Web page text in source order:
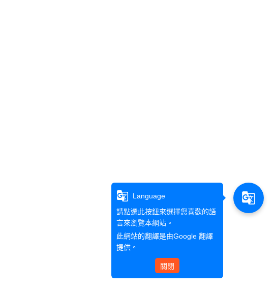
g_translate
Language
請點選此按鈕來選擇您喜歡的語
言來瀏覽本網站。
此網站的翻譯是由Google 翻譯
提供。
關閉
g_translate